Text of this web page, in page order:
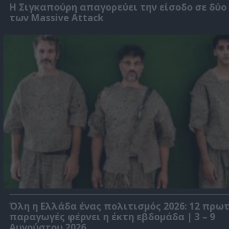
Η Σιγκαπούρη απαγορεύει την είσοδο σε δύο
των Massive Attack
Όλη η Ελλάδα ένας πολιτισμός 2026: 12
παραγωγές φέρνει η έκτη εβδομάδα | 3 – 9